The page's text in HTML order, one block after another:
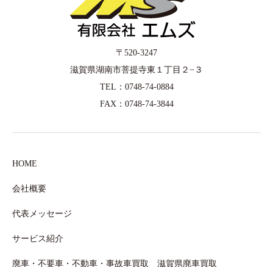
〒520-3247
滋賀県湖南市菩提寺東１丁目２−３
TEL：0748-74-0884
FAX：0748-74-3844
HOME
会社概要
代表メッセージ
サービス紹介
廃車・不要車・不動車・事故車買取 滋賀県廃車買取